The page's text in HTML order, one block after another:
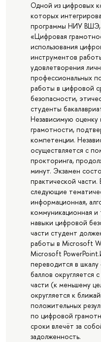
Одной из цифровых
которых
программы НИУ ВШЭ,
«Цифровая
использования
инструментов
удовлетворения
профессиональных
работы в цифровой
безопасности,
студенты
Независимую
грамотности,
компетенции.
осуществляется с
прокторинга,
минут. Экзамен
практической
следующие
информационная,
коммуникационная и
навыки цифровой
части студент
работы в Microsoft
Microsoft
переводится в
баллов округляется
части (к меньшему
округляется к
положительных
по цифровой
сроки влечёт за
задолженность.